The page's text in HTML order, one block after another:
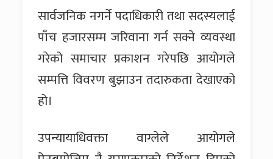
सार्वजनिक नगर्ने पदाधिकारी तथा सदस्यलाई
पाँच हजारसम्म जरिवाना गर्न सक्ने व्यवस्था
गरेको समाचार प्रकाशन गरेपछि आयोगले
सम्पत्ति विवरण बुझाउन तदारुकता देखाएको
हो।
उपन्यायाधिवक्ता वाग्लेले आयोगले